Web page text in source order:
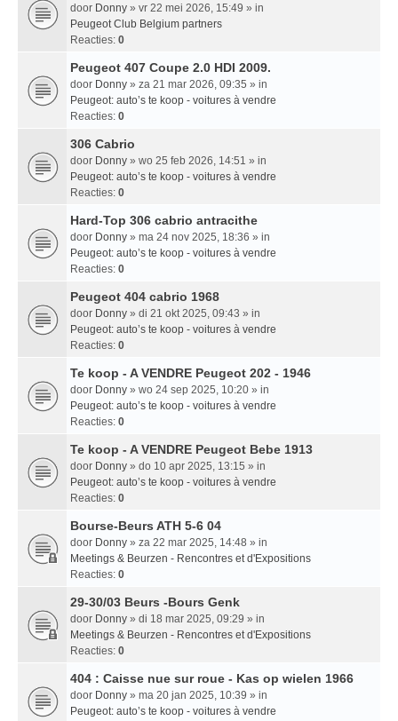
door Donny » vr 22 mei 2026, 15:49 » in
Peugeot Club Belgium partners
Reacties: 0
Peugeot 407 Coupe 2.0 HDI 2009.
door Donny » za 21 mar 2026, 09:35 » in
Peugeot: auto’s te koop - voitures à vendre
Reacties: 0
306 Cabrio
door Donny » wo 25 feb 2026, 14:51 » in
Peugeot: auto’s te koop - voitures à vendre
Reacties: 0
Hard-Top 306 cabrio antracithe
door Donny » ma 24 nov 2025, 18:36 » in
Peugeot: auto’s te koop - voitures à vendre
Reacties: 0
Peugeot 404 cabrio 1968
door Donny » di 21 okt 2025, 09:43 » in
Peugeot: auto’s te koop - voitures à vendre
Reacties: 0
Te koop - A VENDRE Peugeot 202 - 1946
door Donny » wo 24 sep 2025, 10:20 » in
Peugeot: auto’s te koop - voitures à vendre
Reacties: 0
Te koop - A VENDRE Peugeot Bebe 1913
door Donny » do 10 apr 2025, 13:15 » in
Peugeot: auto’s te koop - voitures à vendre
Reacties: 0
Bourse-Beurs ATH 5-6 04
door Donny » za 22 mar 2025, 14:48 » in
Meetings & Beurzen - Rencontres et d'Expositions
Reacties: 0
29-30/03 Beurs -Bours Genk
door Donny » di 18 mar 2025, 09:29 » in
Meetings & Beurzen - Rencontres et d'Expositions
Reacties: 0
404 : Caisse nue sur roue - Kas op wielen 1966
door Donny » ma 20 jan 2025, 10:39 » in
Peugeot: auto’s te koop - voitures à vendre